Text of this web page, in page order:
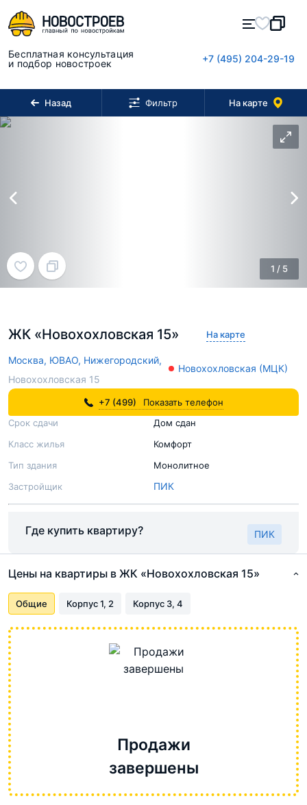
Бесплатная консультация
и подбор новостроек
+7 (495) 204-29-19
Назад Фильтр На карте
ЖК «Новохохловская 15» На карте
Москва, ЮВАО, Нижегородский,
Новохохловская 15
Новохохловская (МЦК)
1 / 5
Срок сдачи
Дом сдан
Класс жилья
Комфорт
Тип здания
Монолитное
Застройщик
ПИК
+7 (499) Показать телефон
Где купить квартиру? ПИК
Цены на квартиры в ЖК «Новохохловская 15»
Общие Корпус 1, 2 Корпус 3, 4
Продажи
завершены